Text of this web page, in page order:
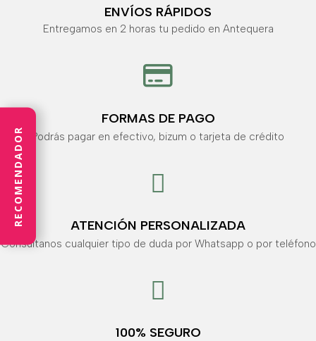
ENVÍOS RÁPIDOS
Entregamos en 2 horas tu pedido en Antequera

FORMAS DE PAGO
Podrás pagar en efectivo, bizum o tarjeta de crédito

ATENCIÓN PERSONALIZADA
Consúltanos cualquier tipo de duda por Whatsapp o por teléfono

100% SEGURO
RECOMENDADOR